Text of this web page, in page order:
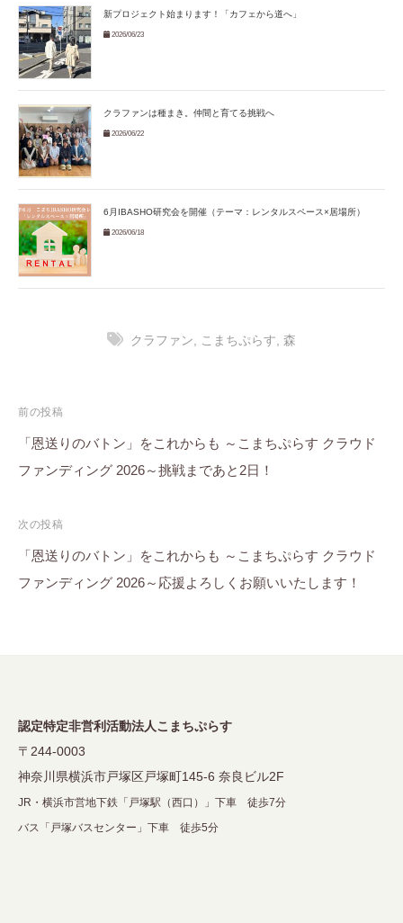
新プロジェクト始まります！「カフェから道へ」
2026/06/23
クラファンは種まき。仲間と育てる挑戦へ
2026/06/22
6月IBASHO研究会を開催（テーマ：レンタルスペース×居場所）
2026/06/18
クラファン こまちぷらす 森
投
稿
ナ
ー
前の投稿
「恩送りのバトン」をこれからも ～こまちぷらす クラウド
ファンディング 2026～挑戦まであと2日！
次の投稿
「恩送りのバトン」をこれからも ～こまちぷらす クラウド
ファンディング 2026～応援よろしくお願いいたします！
認定特定非営利活動法人こまちぷらす
〒244-0003
神奈川県横浜市戸塚区戸塚町145-6 奈良ビル2F
JR・横浜市営地下鉄「戸塚駅（西口）」下車 徒歩7分
バス「戸塚バスセンター」下車 徒歩5分